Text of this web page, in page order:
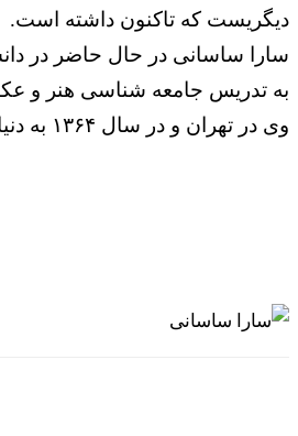
دیگریست که تاکنون داشته است.
سارا ساسانی در حال حاضر در
به تدریس جامعه شناسی هنر و
وی در تهران و در سال ۱۳۶۴ به دنیا آمده است.